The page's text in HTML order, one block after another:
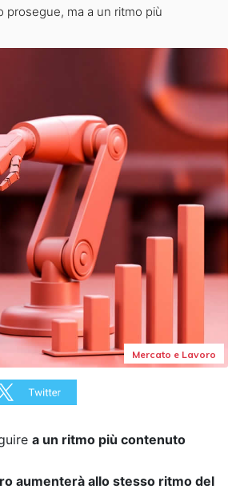
prosegue, ma a un ritmo più
Mercato e Lavoro
a un ritmo più contenuto
aumenterà allo stesso ritmo del